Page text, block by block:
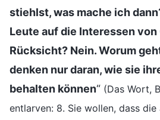
stiehlst, was mache ich
Leute auf die Interessen von
Rücksicht? Nein. Worum
denken nur daran, wie sie
behalten können“ (Das Wort,
entlarven: 8. Sie wollen, dass die